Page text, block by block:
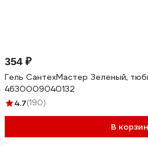
354 ₽
Гель СантехМастер Зеленый,
4630009040132
4.7(190)
В